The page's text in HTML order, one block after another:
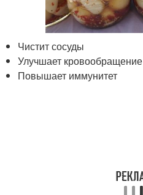
Чистит сосуды
Улучшает кровообращение
Повышает иммунитет